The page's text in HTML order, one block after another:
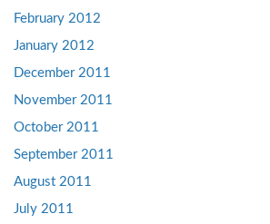
February 2012
January 2012
December 2011
November 2011
October 2011
September 2011
August 2011
July 2011